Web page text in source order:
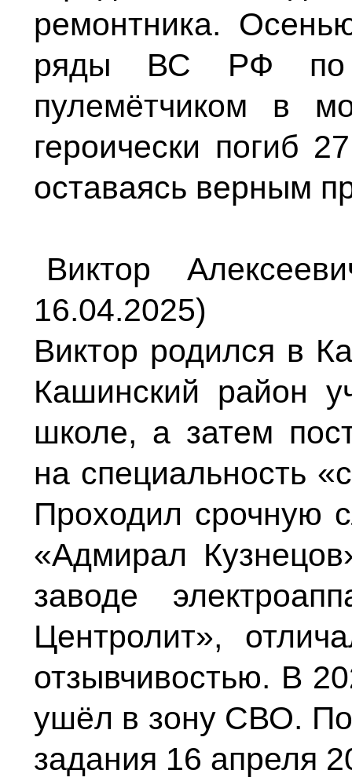
ремонтника.
ряды ВС РФ по
пулемётчиком в
героически погиб
оставаясь верным
Виктор
16.04.2025)
Виктор родился в
Кашинский район
школе, а затем
на специальность
Проходил срочную
«Адмирал
заводе
Центролит»,
отзывчивостью. В
ушёл в зону СВО.
задания 16 апреля